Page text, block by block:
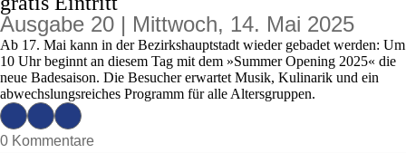
Ausgabe 20 | Mittwoch, 14. Mai 2025
Ab 17. Mai kann in der Bezirkshauptstadt wieder gebadet werden: Um
10 Uhr beginnt an diesem Tag mit dem »Summer Opening 2025« die
neue Badesaison. Die Besucher erwartet Musik, Kulinarik und ein
abwechslungsreiches Programm für alle Altersgruppen.
0 Kommentare